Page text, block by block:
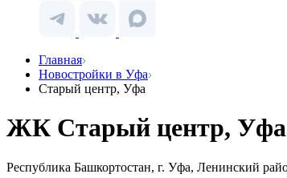
Главная
Новостройки в Уфа
Старый центр, Уфа
ЖК Старый центр,
Республика Башкортостан, г. Уфа, Ленинский